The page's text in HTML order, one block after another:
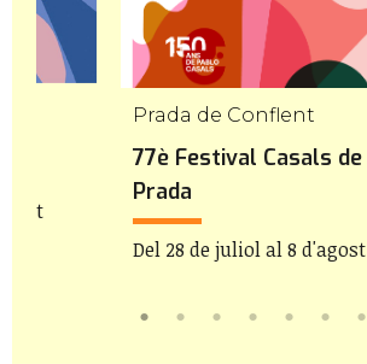
Prada de Conflent
77è Festival Casals de
Prada
Del 28 de juliol al 8 d'agost